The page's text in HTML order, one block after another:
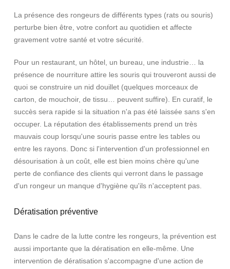
La présence des rongeurs de différents types (rats ou souris)
perturbe bien être, votre confort au quotidien et affecte
gravement votre santé et votre sécurité.
Pour un restaurant, un hôtel, un bureau, une industrie… la
présence de nourriture attire les souris qui trouveront aussi de
quoi se construire un nid douillet (quelques morceaux de
carton, de mouchoir, de tissu… peuvent suffire). En curatif, le
succès sera rapide si la situation n'a pas été laissée sans s'en
occuper. La réputation des établissements prend un très
mauvais coup lorsqu'une souris passe entre les tables ou
entre les rayons. Donc si l'intervention d'un professionnel en
désourisation à un coût, elle est bien moins chère qu'une
perte de confiance des clients qui verront dans le passage
d'un rongeur un manque d'hygiène qu'ils n'acceptent pas.
Dératisation préventive
Dans le cadre de la lutte contre les rongeurs, la prévention est
aussi importante que la dératisation en elle-même. Une
intervention de dératisation s'accompagne d'une action de